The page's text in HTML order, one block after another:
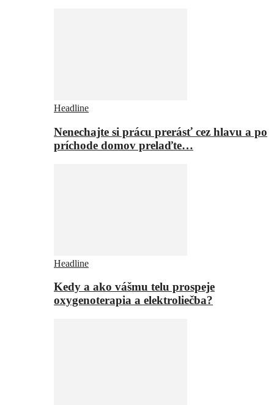
Headline
Nenechajte si prácu prerásť cez hlavu a po
príchode domov prelaďte…
Headline
Kedy a ako vášmu telu prospeje
oxygenoterapia a elektroliečba?